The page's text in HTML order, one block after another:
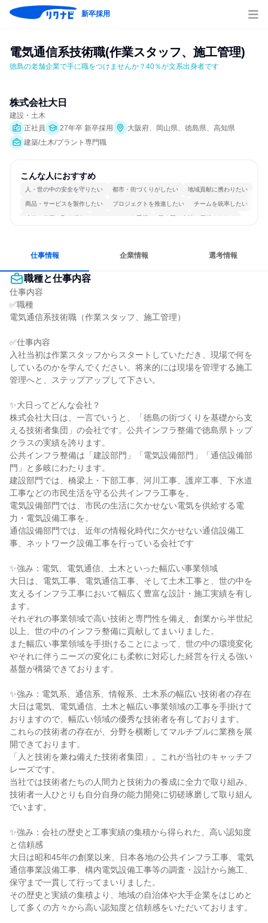
新卒採用
電気通信系技術職(作業スタッフ、施工管理)
徳島の老舗企業で手に職をつけませんか？40％が文系出身者です
株式会社大日
建設・土木
正社員
27年卒 新卒採用
大阪府、岡山県、徳島県、高知県
建築/土木/プラント専門職
こんな人におすすめ
人・世の中の安全を守りたい 都市・街づくりがしたい 地域貢献に携わりたい
商品・サービスを製作したい プロジェクトを推進したい チームを統率したい
冷静に仕事に取り組む チームワークを重視 長く同じ会社に居続けられる
仕事情報 企業情報 選考情報
職種と仕事内容
仕事内容
✅職種
電気通信系技術職（作業スタッフ、施工管理）
✅仕事内容
入社当初は作業スタッフからスタートしていただき、現場で何を
しているのかを学んでください。将来的には現場を管理する施工
管理へと、ステップアップして下さい。
✨大日ってどんな会社？
株式会社大日は、一言でいうと、「徳島の街づくりを基礎から支
える技術者集団」の会社です。公共インフラ整備で徳島県トップ
クラスの実績を誇ります。
公共インフラ整備は「建設部門」「電気設備部門」「通信設備部
門」と多岐にわたります。
建設部門では、橋梁上・下部工事、河川工事、護岸工事、下水道
工事などの市民生活を守る公共インフラ工事を。
電気設備部門では、市民の生活に欠かせない電気を供給する電
力・電気設備工事を。
通信設備部門では、近年の情報化時代に欠かせない通信設備工
事、ネットワーク設備工事を行っている会社です
✨強み：電気、電気通信、土木といった幅広い事業領域
大日は、電気工事、電気通信工事、そして土木工事と、世の中を
支えるインフラ工事において幅広く豊富な設計・施工実績を有し
ます。
それぞれの事業領域で高い技術と専門性を備え、創業から半世紀
以上、世の中のインフラ整備に貢献してまいりました。
また幅広い事業領域を手掛けることによって、世の中の環境変化
やそれに伴うニーズの変化にも柔軟に対応した経営を行える強い
基盤が構築できております。
✨強み：電気系、通信系、情報系、土木系の幅広い技術者の存在
大日は電気、電気通信、土木と幅広い事業領域の工事を手掛けて
おりますので、幅広い領域の優秀な技術者を有しております。
これらの技術者の存在が、分野を横断してマルチプルに業務を展
開できております。
「人と技術を兼ね備えた技術者集団」。これが当社のキャッチフ
レーズです。
当社では技術者たちの人間力と技術力の養成に全力で取り組み、
技術者一人ひとりも自分自身の能力開発に切磋琢磨して取り組ん
でいます。
✨強み：会社の歴史と工事実績の集積から得られた、高い認知度
と信頼感
大日は昭和45年の創業以来、日本各地の公共インフラ工事、電気
通信事業設備工事、構内電気設備工事等の調査・設計から施工、
保守まで一貫して行ってまいりました。
その歴史と実績の集積より、地域の自治体や大手企業をはじめと
して多くの方々から高い認知度と信頼感をいただいております。